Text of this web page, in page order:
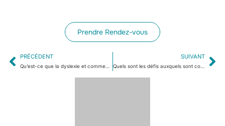
Prendre Rendez-vous
PRÉCÉDENT
Qu’est-ce que la dyslexie et comment cela affecte-t-il la lecture et l’écriture?
SUIVANT
Quels sont les défis auxquels sont confrontés les individus neuro-atypiques dans le système de justice ?